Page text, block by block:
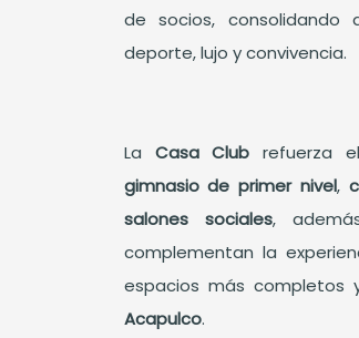
de socios,
deporte, lujo y convivencia.
La Casa Clubrefuerza
gimnasio de primer nivel,
salones sociales,
complementan la
espacios más completos
Acapulco.